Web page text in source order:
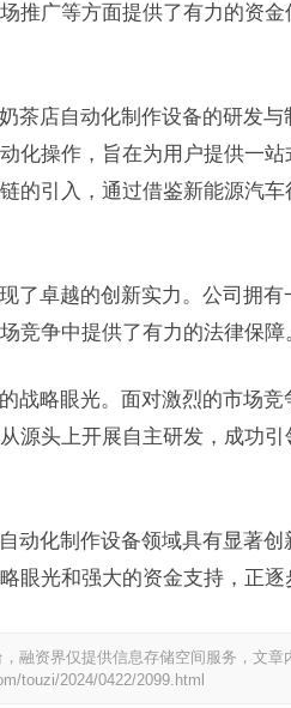
推广等方面提供了有力的资
茶店自动化制作设备的研发与
化操作，旨在为用户提供一站
的引入，通过借鉴新能源汽
了卓越的创新实力。公司拥
竞争中提供了有力的法律保障
战略眼光。面对激烈的市场
源头上开展自主研发，成功
动化制作设备领域具有显著
眼光和强大的资金支持，正逐
融资界仅提供信息存储空间服务，文
touzi/2024/0422/2099.html